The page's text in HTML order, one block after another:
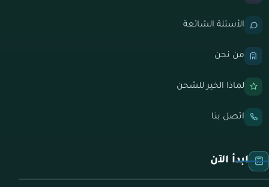
الأسئلة الشائعة
من نحن
لماذا الخير للشحن
اتصل بنا
ابدأ الآن